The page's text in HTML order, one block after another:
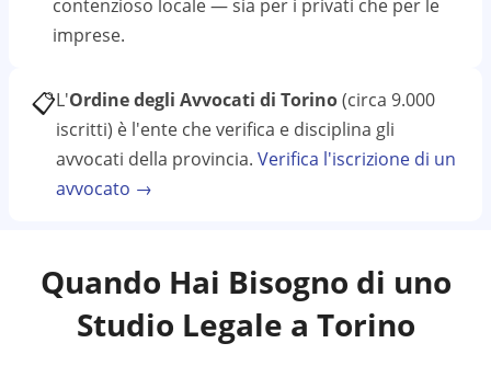
contenzioso locale — sia per i privati che per le
imprese.
📋L'Ordine degli Avvocati di Torino(circa 9.000
iscritti) è l'ente che verifica e disciplina gli
avvocati della provincia. Verifica l'iscrizione di un
avvocato →
Quando Hai Bisogno di uno
Studio Legale a Torino